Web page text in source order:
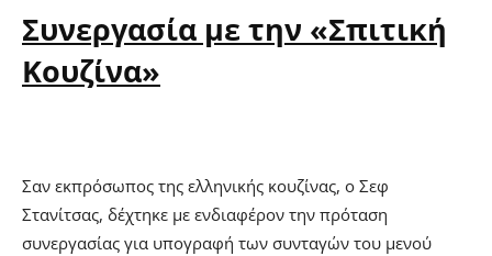
Συνεργασία με την «Σπιτική
Κουζίνα»
Σαν εκπρόσωπος της ελληνικής κουζίνας, ο Σεφ
Στανίτσας, δέχτηκε με ενδιαφέρον την πρόταση
συνεργασίας για υπογραφή των συνταγών του μενού